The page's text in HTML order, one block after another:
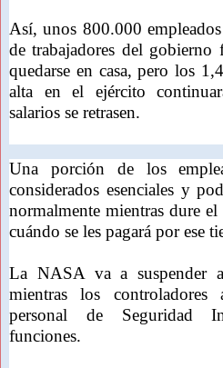
Así, unos 800.000
de trabajadores del gobierno
quedarse en casa, pero los
alta en el ejército
salarios se retrasen.
Una porción de los
considerados esenciales y
normalmente mientras dure el
cuándo se les pagará por ese
La NASA va a suspender
mientras los
personal de Seguridad
funciones.